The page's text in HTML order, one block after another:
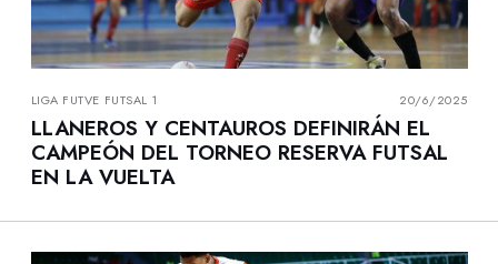
LIGA FUTVE FUTSAL 1 20/6/2025
LLANEROS Y CENTAUROS DEFINIRÁN EL
CAMPEÓN DEL TORNEO RESERVA FUTSAL
EN LA VUELTA